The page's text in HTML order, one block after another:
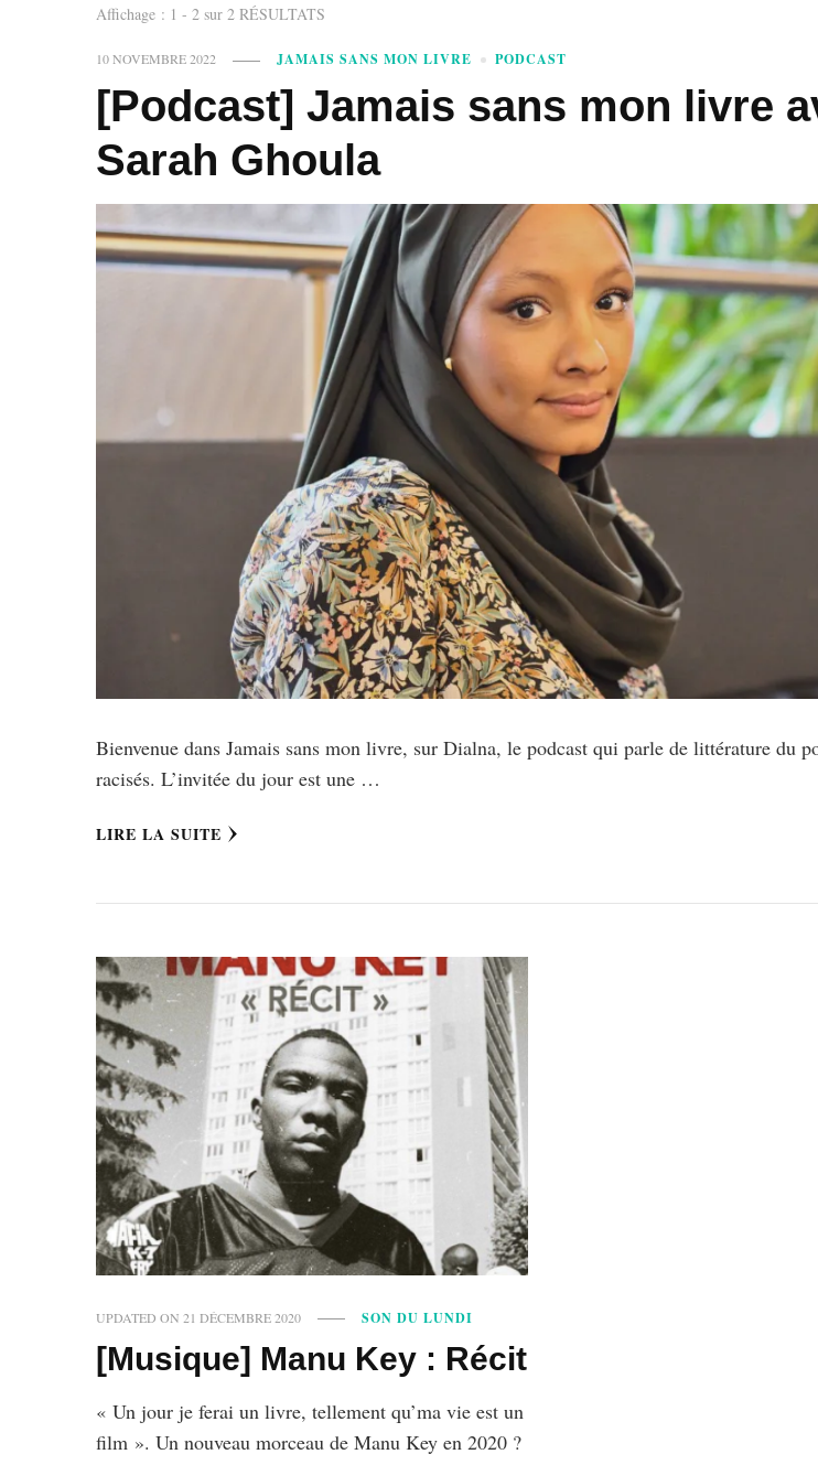
Affichage : 1 - 2 sur 2 RÉSULTATS
10 NOVEMBRE 2022 JAMAIS SANS MON LIVRE PODCAST
[Podcast] Jamais sans mon livre
Sarah Ghoula
Bienvenue dans Jamais sans mon livre, sur Dialna, le podcast qui parle de littérature du
racisés. L’invitée du jour est une …
LIRE LA SUITE
UPDATED ON21 DÉCEMBRE 2020 SON DU LUNDI
[Musique] Manu Key : Récit
« Un jour je ferai un livre, tellement qu’ma vie est un
film ». Un nouveau morceau de Manu Key en 2020 ?